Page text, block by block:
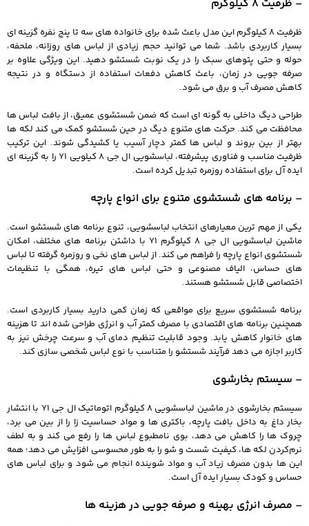
– ظرفیت 8 کیلوگرم
ظرفیت 8 کیلوگرم این مدل باعث شده برای خانواده های سه تا پنج نفره گزینه ای
بسیار کاربردی باشد. شما می توانید حجم زیادی از لباس های روزانه، ملحفه،
حوله و حتی پتوهای سبک را در یک نوبت شستشو دهید. این ویژگی علاوه بر
صرفه جویی در زمان، باعث کاهش دفعات استفاده از دستگاه و در نتیجه
کاهش مصرف آب و برق می شود.
طراحی دیگ داخلی به گونه ای است که ضمن شستشوی عمیق، از بافت لباس ها
محافظت می کند. حرکت های متنوع دیگ در حین شستشو کمک می کند لکه ها
بهتر از بین بروند و لباس ها کمتر دچار آسیب یا کشیدگی شوند. این ترکیب
ظرفیت مناسب و فناوری پیشرفته، لباسشویی ال جی 8 کیلویی Y1 را به گزینه ای
ایده آل برای استفاده روزمره تبدیل کرده است.
– برنامه های شستشوی متنوع برای انواع پارچه
یکی از مهم ترین معیارهای انتخاب لباسشویی، تنوع برنامه های شستشو است.
ماشین لباسشویی ال جی 8 کیلوگرم Y1 با داشتن برنامه های مختلف، امکان
شستشوی انواع پارچه را فراهم می کند. از لباس های نخی و روزمره گرفته تا لباس
های حساس، الیاف مصنوعی و حتی لباس های تیره، همگی با تنظیمات
اختصاصی قابل شستشو هستند.
برنامه شستشوی سریع برای مواقعی که زمان کمی دارید بسیار کاربردی است.
همچنین برنامه های اقتصادی با مصرف کمتر آب و انرژی طراحی شده اند تا هزینه
های خانوار کاهش یابد. وجود قابلیت تنظیم دمای آب و سرعت چرخش نیز به
کاربر اجازه می دهد فرآیند شستشو را متناسب با نوع لباس شخصی سازی کند.
– سیستم بخارشوی
سیستم بخارشوی در ماشین لباسشویی 8 کیلوگرم اتوماتیک ال جی Y1 با انتشار
بخار داغ به داخل بافت پارچه، باکتری‌ ها و مواد حساسیت‌ زا را از بین می‌ برد،
چروک‌ ها را کاهش می‌ دهد، بوی نامطبوع لباس‌ ها را رفع می‌ کند و به لطف
نرم‌کردن لکه‌ ها، کیفیت شست‌ و شو را به‌ طور محسوسی افزایش می‌ دهد؛ همه
این‌ ها بدون مصرف زیاد آب و مواد شوینده انجام می‌ شود و برای لباس‌ های
حساس و کودک بسیار ایده‌ آل است.
– مصرف انرژی بهینه و صرفه جویی در هزینه ها